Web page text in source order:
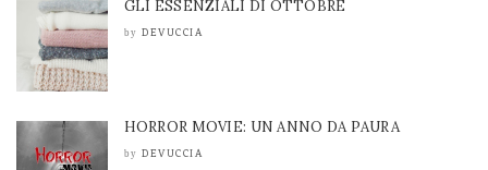
GLI ESSENZIALI DI OTTOBRE
by DEVUCCIA
HORROR MOVIE: UN ANNO DA PAURA
by DEVUCCIA